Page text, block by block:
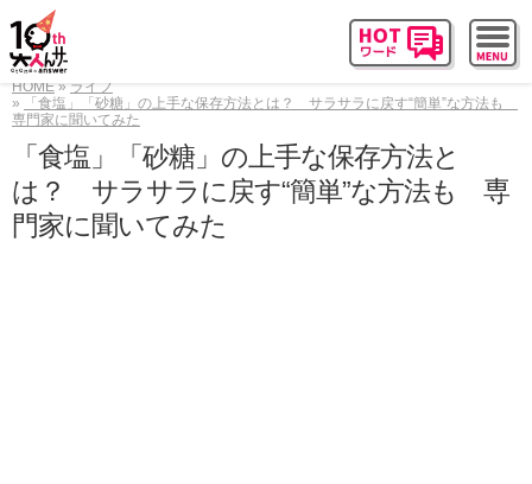
HOME
ライフ
「食塩」「砂糖」の上手な保存方法とは？ サラサラに戻す“簡単”な方法も
専門家に聞いてみた
「食塩」「砂糖」の上手な保存方法と
は？ サラサラに戻す“簡単”な方法も 専
門家に聞いてみた